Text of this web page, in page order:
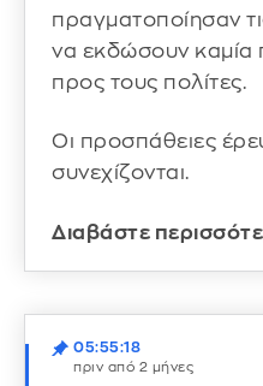
πραγματοποίησαν
να εκδώσουν καμία
προς τους πολίτες.
Οι προσπάθειες
συνεχίζονται.
Διαβάστε
05:55:18
πριν από 2 μήνες